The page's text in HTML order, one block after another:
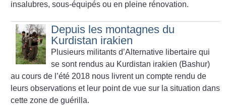
insalubres, sous-équipés ou en pleine rénovation.
Depuis les montagnes du
Kurdistan irakien
Plusieurs militants d’Alternative libertaire qui
se sont rendus au Kurdistan irakien (Bashur)
au cours de l’été 2018 nous livrent un compte rendu de
leurs observations et leur point de vue sur la situation dans
cette zone de guérilla.